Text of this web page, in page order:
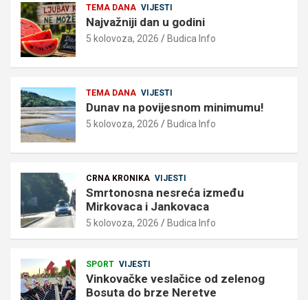
TEMA DANA VIJESTI
Najvažniji dan u godini
5 kolovoza, 2026 Budica Info
TEMA DANA VIJESTI
Dunav na povijesnom minimumu!
5 kolovoza, 2026 Budica Info
CRNA KRONIKA VIJESTI
Smrtonosna nesreća između
Mirkovaca i Jankovaca
5 kolovoza, 2026 Budica Info
SPORT VIJESTI
Vinkovačke veslačice od zelenog
Bosuta do brze Neretve